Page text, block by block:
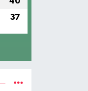
37